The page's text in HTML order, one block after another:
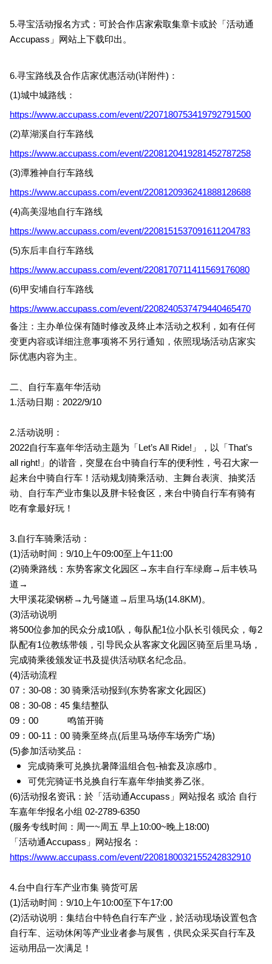
5.寻宝活动报名方式：可於合作店家索取集章卡或於「活动通
Accupass」网站上下载印出。
6.寻宝路线及合作店家优惠活动(详附件)：
(1)城中城路线：
https://www.accupass.com/event/2207180753419792791500
(2)草湖溪自行车路线
https://www.accupass.com/event/2208120419281452787258
(3)潭雅神自行车路线
https://www.accupass.com/event/2208120936241888128688
(4)高美湿地自行车路线
https://www.accupass.com/event/2208151537091611204783
(5)东后丰自行车路线
https://www.accupass.com/event/2208170711411569176080
(6)甲安埔自行车路线
https://www.accupass.com/event/2208240537479440465470
备注：主办单位保有随时修改及终止本活动之权利，如有任何
变更内容或详细注意事项将不另行通知，依照现场活动店家实
际优惠内容为主。
二、自行车嘉年华活动
1.活动日期：2022/9/10
2.活动说明：
2022自行车嘉年华活动主题为 「Let’s All Ride!」，以「That’s
all right!」 的谐音 ，突显在台中骑自行车的便利性，号召大家一
起来台中骑自行车！活动规划骑乘活动、主舞台表演、抽奖活
动、自行车产业市集以及胖卡轻食区，来台中骑自行车有骑有
吃有拿最好玩！
3.自行车骑乘活动：
(1)活动时间：9/10上午09:00至上午11:00
(2)骑乘路线：东势客家文化园区→东丰自行车绿廊→后丰铁马
道→
大甲溪花梁钢桥→九号隧道→后里马场(14.8KM)。
(3)活动说明
将500位参加的民众分成10队，每队配1位小队长引领民众，每2
队配有1位教练带领，引导民众从客家文化园区骑至后里马场，
完成骑乘後颁发证书及提供活动联名纪念品。
(4)活动流程
07：30-08：30 骑乘活动报到(东势客家文化园区)
08：30-08：45 集结整队
09：00 鸣笛开骑
09：00-11：00 骑乘至终点(后里马场停车场旁广场)
(5)参加活动奖品：
完成骑乘可兑换抗暑降温组合包-袖套及凉感巾。
可凭完骑证书兑换自行车嘉年华抽奖券乙张。
(6)活动报名资讯：於「活动通Accupass」网站报名 或洽 自行
车嘉年华报名小组 02-2789-6350
(服务专线时间：周一~周五 早上10:00~晚上18:00)
「活动通Accupass」网站报名：
https://www.accupass.com/event/2208180032155242832910
4.台中自行车产业市集 骑货可居
(1)活动时间：9/10上午10:00至下午17:00
(2)活动说明：集结台中特色自行车产业，於活动现场设置包含
自行车、运动休闲等产业业者参与展售，供民众采买自行车及
运动用品一次满足！